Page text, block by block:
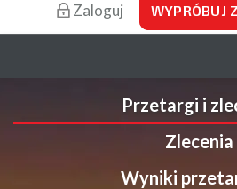
Zaloguj WYPRÓBUJ
Przetargi i
Zlecenia
Wyniki